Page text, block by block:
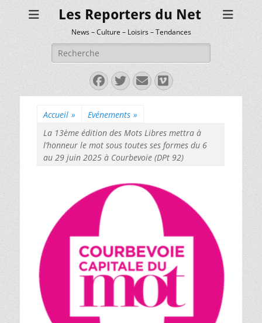
Les Reporters du Net
News – Culture – Loisirs – Tendances
Rechercher :
Facebook
Twitter
E-
mail
Vimeo
Accueil » Evénements »
La 13ème édition des Mots Libres mettra à
l’honneur le mot sous toutes ses formes du 6
au 29 juin 2025 à Courbevoie (DPt 92)